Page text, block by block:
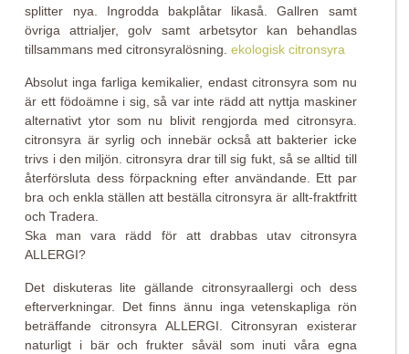
splitter nya. Ingrodda bakplåtar likaså. Gallren samt
övriga attrialjer, golv samt arbetsytor kan behandlas
tillsammans med citronsyralösning.ekologisk citronsyra
Absolut inga farliga kemikalier, endast citronsyra som nu
är ett födoämne i sig, så var inte rädd att nyttja maskiner
alternativt ytor som nu blivit rengjorda med citronsyra.
citronsyra är syrlig och innebär också att bakterier icke
trivs i den miljön. citronsyra drar till sig fukt, så se alltid till
återförsluta dess förpackning efter användande. Ett par
bra och enkla ställen att beställa citronsyra är allt-fraktfritt
och Tradera.
Ska man vara rädd för att drabbas utav citronsyra
ALLERGI?
Det diskuteras lite gällande citronsyraallergi och dess
efterverkningar. Det finns ännu inga vetenskapliga rön
beträffande citronsyra ALLERGI. Citronsyran existerar
naturligt i bär och frukter såväl som inuti våra egna